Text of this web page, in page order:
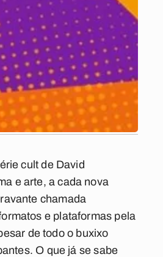
cult de David
e arte, a cada nova
chamada
e plataformas pela
de todo o buxixo
O que já se sabe